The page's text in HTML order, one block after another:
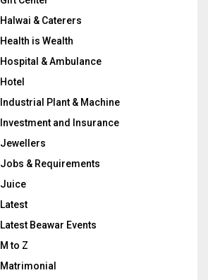
Halwai & Caterers
Health is Wealth
Hospital & Ambulance
Hotel
Industrial Plant & Machine
Investment and Insurance
Jewellers
Jobs & Requirements
Juice
Latest
Latest Beawar Events
M to Z
Matrimonial